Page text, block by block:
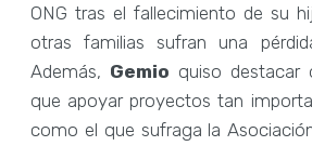
ONG tras el fallecimiento de su
otras familias sufran una
Además, Gemio quiso destacar
que apoyar proyectos tan
como el que sufraga la